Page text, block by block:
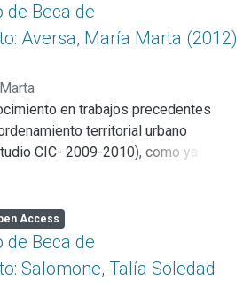
Beca de
Aversa, María Marta (2012)
en trabajos precedentes
territorial urbano
CIC- 2009-2010), como ya
decidimos para esta
territorial portuario,
en los puertos que
mayoritariamente y
Mercado Común del Sur (en
Access
Beca de
Salomone, Talía Soledad